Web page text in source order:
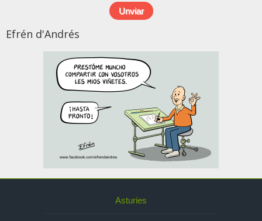
Efrén d'Andrés
Asturies